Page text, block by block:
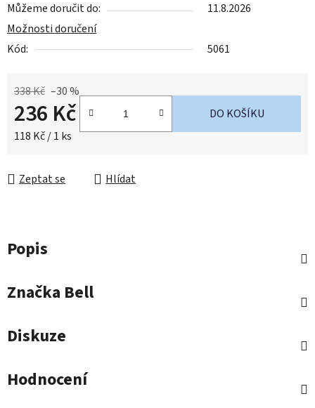
Můžeme doručit do:
11.8.2026
Možnosti doručení
Kód:
5061
338 Kč –30 %
236 Kč
Měrná cena:
118 Kč / 1 ks
DO KOŠÍKU
Zeptat se Hlídat
Popis
Značka Bell
Diskuze
Hodnocení